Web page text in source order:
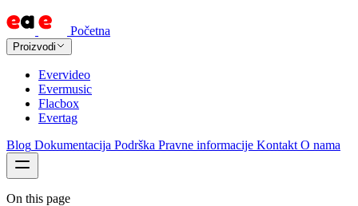
Početna
Proizvodi
Evervideo
Evermusic
Flacbox
Evertag
Blog Dokumentacija Podrška Pravne informacije Kontakt O nama
On this page